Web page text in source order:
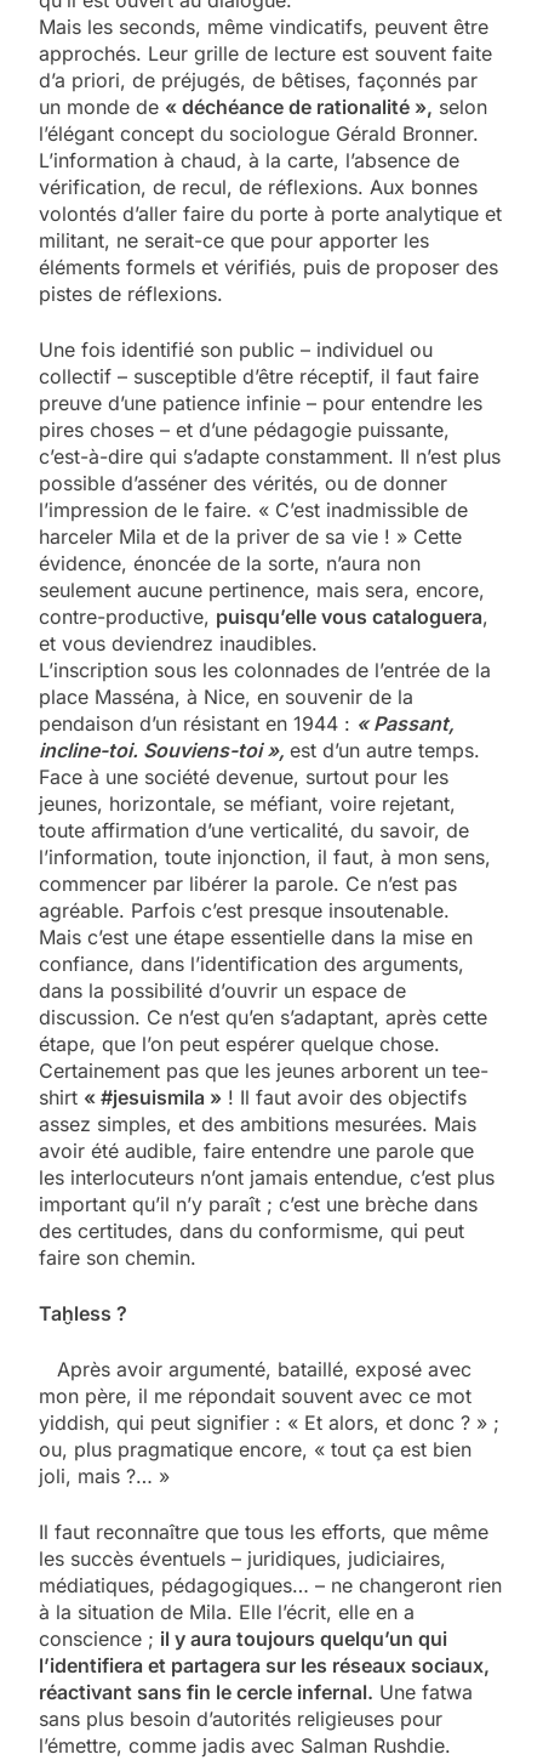
Mais les seconds, même vindicatifs, peuvent être
approchés. Leur grille de lecture est souvent faite
d’a priori, de préjugés, de bêtises, façonnés par
un monde de « déchéance de rationalité », selon
l’élégant concept du sociologue Gérald Bronner.
L’information à chaud, à la carte, l’absence de
vérification, de recul, de réflexions. Aux bonnes
volontés d’aller faire du porte à porte analytique et
militant, ne serait-ce que pour apporter les
éléments formels et vérifiés, puis de proposer des
pistes de réflexions.
Une fois identifié son public – individuel ou
collectif – susceptible d’être réceptif, il faut faire
preuve d’une patience infinie – pour entendre les
pires choses – et d’une pédagogie puissante,
c’est-à-dire qui s’adapte constamment. Il n’est plus
possible d’asséner des vérités, ou de donner
l’impression de le faire. « C’est inadmissible de
harceler Mila et de la priver de sa vie ! » Cette
évidence, énoncée de la sorte, n’aura non
seulement aucune pertinence, mais sera, encore,
contre-productive, puisqu’elle vous cataloguera,
et vous deviendrez inaudibles.
L’inscription sous les colonnades de l’entrée de la
place Masséna, à Nice, en souvenir de la
pendaison d’un résistant en 1944 : « Passant,
incline-toi. Souviens-toi », est d’un autre temps.
Face à une société devenue, surtout pour les
jeunes, horizontale, se méfiant, voire rejetant,
toute affirmation d’une verticalité, du savoir, de
l’information, toute injonction, il faut, à mon sens,
commencer par libérer la parole. Ce n’est pas
agréable. Parfois c’est presque insoutenable.
Mais c’est une étape essentielle dans la mise en
confiance, dans l’identification des arguments,
dans la possibilité d’ouvrir un espace de
discussion. Ce n’est qu’en s’adaptant, après cette
étape, que l’on peut espérer quelque chose.
Certainement pas que les jeunes arborent un tee-
shirt « #jesuismila » ! Il faut avoir des objectifs
assez simples, et des ambitions mesurées. Mais
avoir été audible, faire entendre une parole que
les interlocuteurs n’ont jamais entendue, c’est plus
important qu’il n’y paraît ; c’est une brèche dans
des certitudes, dans du conformisme, qui peut
faire son chemin.
Taḫless ?
Après avoir argumenté, bataillé, exposé avec
mon père, il me répondait souvent avec ce mot
yiddish, qui peut signifier : « Et alors, et donc ? » ;
ou, plus pragmatique encore, « tout ça est bien
joli, mais ?… »
Il faut reconnaître que tous les efforts, que même
les succès éventuels – juridiques, judiciaires,
médiatiques, pédagogiques… – ne changeront rien
à la situation de Mila. Elle l’écrit, elle en a
conscience ; il y aura toujours quelqu’un qui
l’identifiera et partagera sur les réseaux sociaux,
réactivant sans fin le cercle infernal. Une fatwa
sans plus besoin d’autorités religieuses pour
l’émettre, comme jadis avec Salman Rushdie.